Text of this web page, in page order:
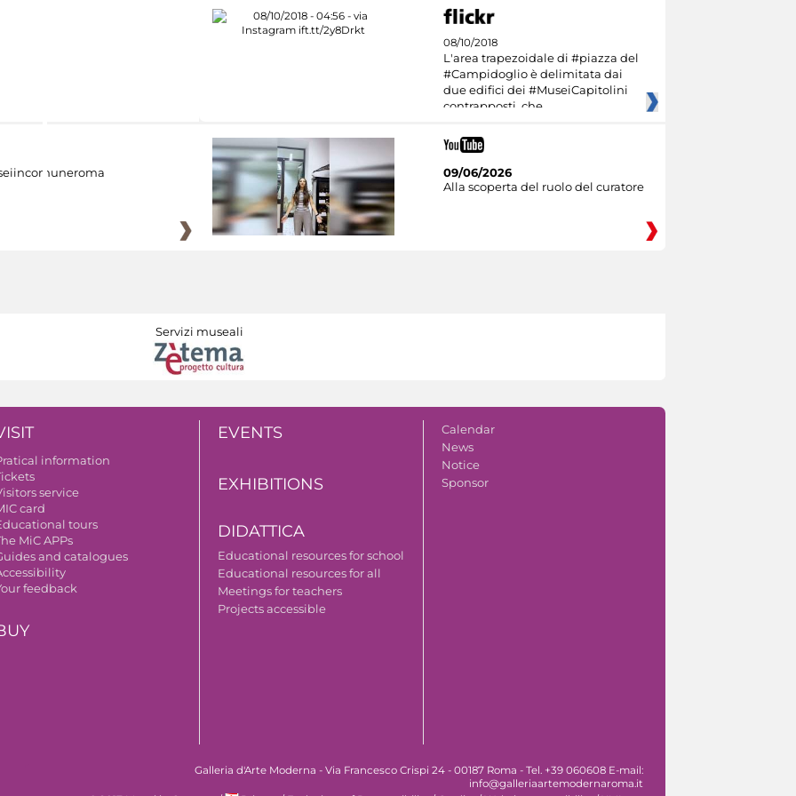
08/10/2018
L'area trapezoidale di #piazza del
#Campidoglio è delimitata dai
due edifici dei #MuseiCapitolini
contrapposti, che
09/06/2026
Alla scoperta del ruolo del curatore
Servizi museali
information
service
card
tours
MiC APPs
and catalogues
feedback
EVENTS
EXHIBITIONS
DIDATTICA
Educational resources for school
Educational resources for all
Meetings for teachers
Projects accessible
Calendar
News
Notice
Sponsor
Galleria d'Arte Moderna - Via Francesco Crispi 24 - 00187 Roma - Tel. +39 060608 E-mail:
info@galleriaartemodernaroma.it